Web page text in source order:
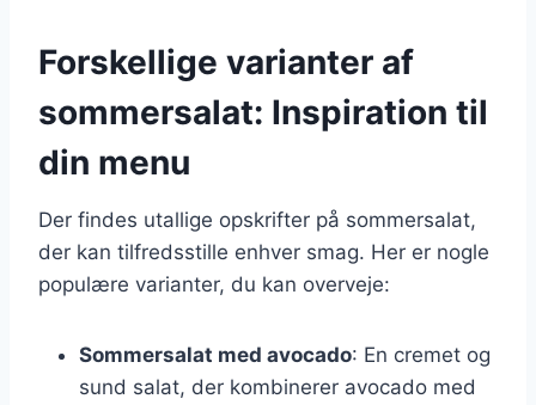
Forskellige varianter af
sommersalat: Inspiration til
din menu
Der findes utallige opskrifter på sommersalat,
der kan tilfredsstille enhver smag. Her er nogle
populære varianter, du kan overveje:
Sommersalat med avocado: En cremet og
sund salat, der kombinerer avocado med